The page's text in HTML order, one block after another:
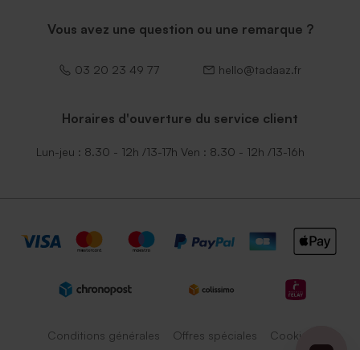
Vous avez une question ou une remarque ?
03 20 23 49 77 hello@tadaaz.fr
Horaires d'ouverture du service client
Lun-jeu : 8.30 - 12h /13-17h Ven : 8.30 - 12h /13-16h
Conditions générales Offres spéciales Cookies